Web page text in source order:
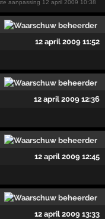
aanpassing 12 april 2009 10:38
12 april 2009 11:52
12 april 2009 12:36
12 april 2009 12:45
12 april 2009 13:33